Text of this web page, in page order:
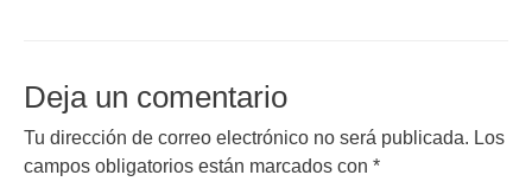
Deja un comentario
Tu dirección de correo electrónico no será publicada. Los
campos obligatorios están marcados con *